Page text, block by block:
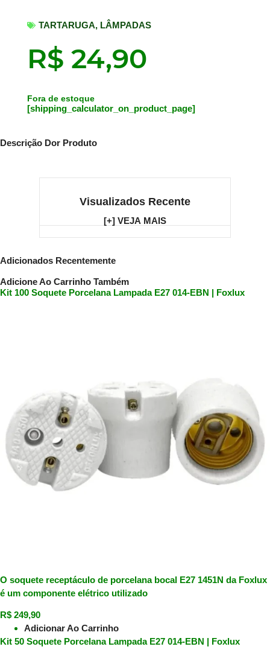
TARTARUGA, LÂMPADAS
R$ 24,90
Fora de estoque
[shipping_calculator_on_product_page]
Descrição Dor Produto
Visualizados Recente
[+] VEJA MAIS
Adicionados Recentemente
Adicione Ao Carrinho Também
Kit 100 Soquete Porcelana Lampada E27 014-EBN | Foxlux
O soquete receptáculo de porcelana bocal E27 1451N da Foxlux
é um componente elétrico utilizado
R$ 249,90
Adicionar Ao Carrinho
Kit 50 Soquete Porcelana Lampada E27 014-EBN | Foxlux